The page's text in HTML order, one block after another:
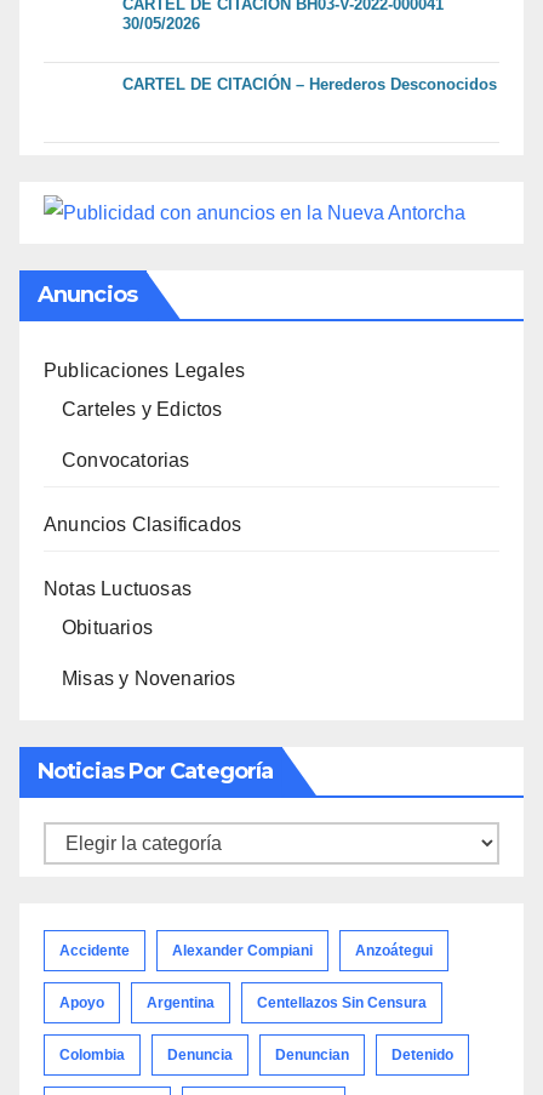
CARTEL DE CITACION BH03-V-2022-000041
30/05/2026
CARTEL DE CITACIÓN – Herederos Desconocidos
Anuncios
Publicaciones Legales
Carteles y Edictos
Convocatorias
Anuncios Clasificados
Notas Luctuosas
Obituarios
Misas y Novenarios
Noticias Por Categoría
Noticias
Accidente Alexander Compiani Anzoátegui
Apoyo Argentina Centellazos Sin Censura
Colombia Denuncia Denuncian Detenido